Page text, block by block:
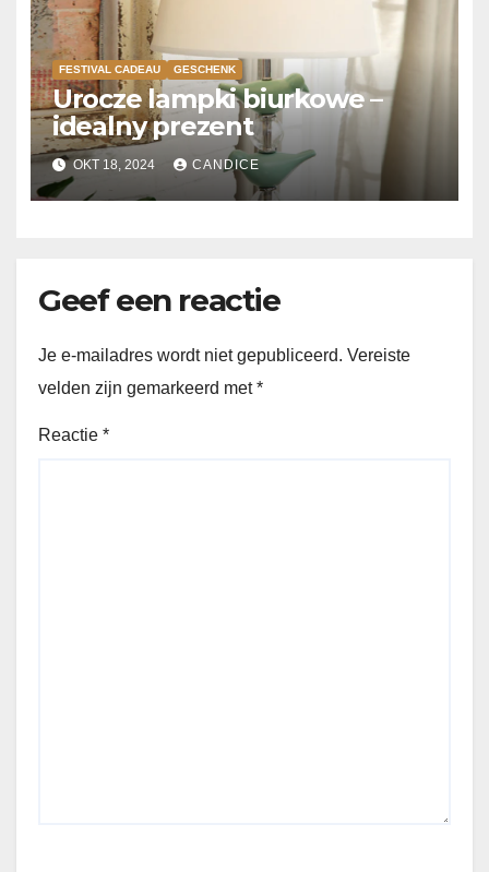
FESTIVAL CADEAU GESCHENK
Urocze lampki biurkowe –
idealny prezent
OKT 18, 2024 CANDICE
Geef een reactie
Je e-mailadres wordt niet gepubliceerd. Vereiste
velden zijn gemarkeerd met*
Reactie *